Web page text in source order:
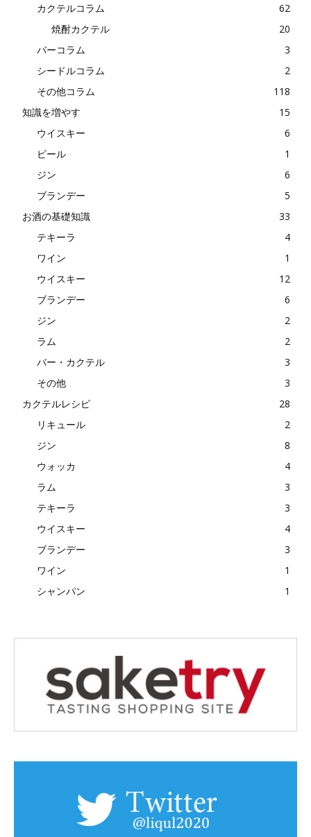
カクテルコラム
62
焼酎カクテル
20
バーコラム
3
シードルコラム
2
その他コラム
118
知識を増やす
15
ウイスキー
6
ビール
1
ジン
6
ブランデー
5
お酒の基礎知識
33
テキーラ
4
ワイン
1
ウイスキー
12
ブランデー
6
ジン
2
ラム
2
バー・カクテル
3
その他
3
カクテルレシピ
28
リキュール
2
ジン
8
ウォッカ
4
ラム
3
テキーラ
3
ウイスキー
4
ブランデー
3
ワイン
1
シャンパン
1